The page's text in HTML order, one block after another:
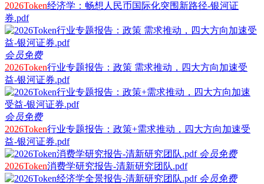
2026Token经济学：畅想人民币国际化突围新路径-银河证
券.pdf
会员免费
2026Token行业专题报告：政策 需求推动，四大方向加速受
益-银河证券.pdf
会员免费
2026Token行业专题报告：政策+需求推动，四大方向加速受
益-银河证券.pdf
会员免费
2026Token消费学研究报告-清新研究团队.pdf
会员免费